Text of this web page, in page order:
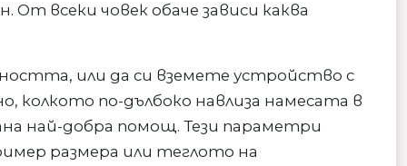
всеки човек обаче зависи каква
или да си вземете устройство с
колкото по-дълбоко навлиза намесата в
най-добра помощ. Тези параметри
размера или теглото на